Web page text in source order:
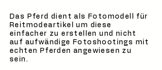
Das Pferd dient als Fotomodell für
Reitmodeartikel um diese
einfacher zu erstellen und nicht
auf aufwändige Fotoshootings mit
echten Pferden angewiesen zu
sein.